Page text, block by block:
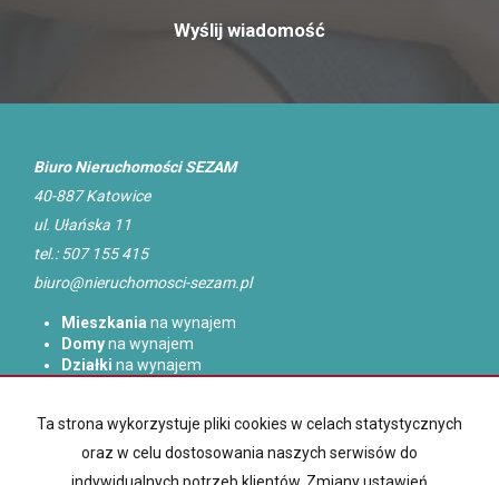
Biuro Nieruchomości SEZAM
40-887 Katowice
ul. Ułańska 11
tel.: 507 155 415
biuro@nieruchomosci-sezam.pl
Mieszkania na wynajem
Domyna wynajem
Działki na wynajem
Obiektyna wynajem
Ta strona wykorzystuje pliki cookies w celach statystycznych
oraz w celu dostosowania naszych serwisów do